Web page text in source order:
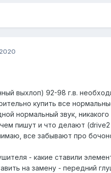
выхлоп) 92-98 г.в.
купить все
нормальный звук, никакого
пишут и что делают
все забывают про
- какие ставили
на замену - передний